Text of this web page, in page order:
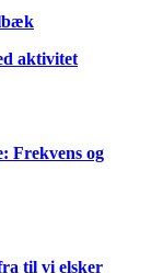
aktivitet
Frekvens og
til vi elsker